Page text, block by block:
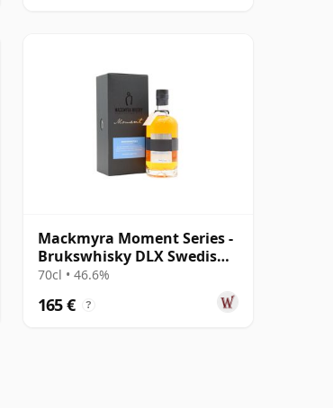
Mackmyra Moment Series -
Brukswhisky DLX Swedish
Single Mal
70cl • 46.6%
165 € ?